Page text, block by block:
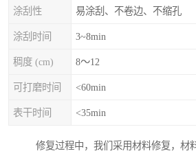
涂刮性 易涂刮、不卷边、不缩孔
涂刮时间 3~8min
稠度 (cm) 8～12
可打磨时间 <60min
表干时间 <35min
修复过程中，我们采用材料修复，材